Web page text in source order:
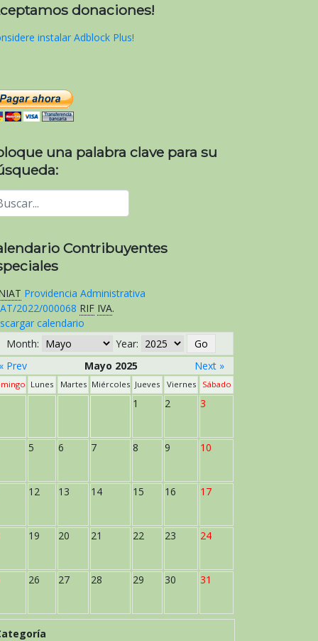
donaciones!
instalar Adblock Plus!
una palabra clave para su
Contribuyentes
Providencia Administrativa
2022/000068 RIF IVA.
calendario
Month:
Year:
« Prev
Mayo 2025 Next »
Lunes Martes Miércoles Jueves Viernes Sábado
1 2 3
5 6 7 8 9 10
12 13 14 15 16 17
19 20 21 22 23 24
26 27 28 29 30 31